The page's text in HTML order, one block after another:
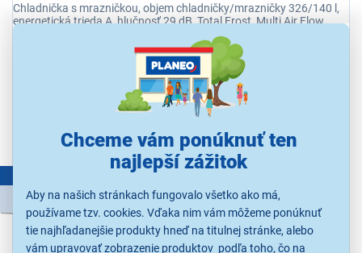
Chceme vám ponúknuť ten
najlepší zážitok
Aby na našich stránkach fungovalo všetko ako má,
používame tzv. cookies. Vďaka nim vám môžeme ponúknuť
tie najhľadanejšie produkty hneď na titulnej stránke, alebo
vám upravovať zobrazenie produktov podľa toho, čo na
Chladnička s mrazničkou, objem chladničky/mrazničky 326/140 l,
energetická trieda A, hlučnosť 29 dB, Total Frost, Multi Air Flow,
DoorCooling+™, Zero Clearance, vnútorný LED displej, Fresh
K vyzdvihnutiu už 7.8.
Kúpiť s kupónom LETO15 976,65 €
1 149,00 €